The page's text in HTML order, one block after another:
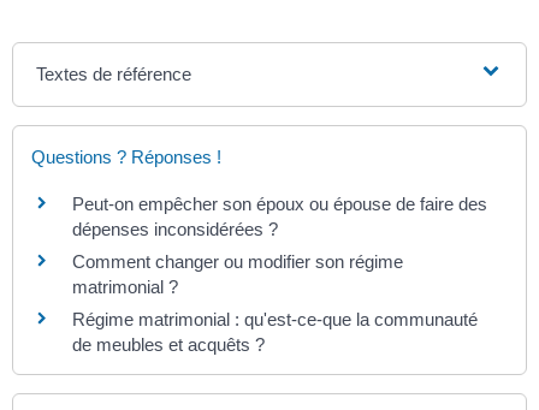
Textes de référence
Questions ? Réponses !
Peut-on empêcher son époux ou épouse de faire des
dépenses inconsidérées ?
Comment changer ou modifier son régime
matrimonial ?
Régime matrimonial : qu'est-ce-que la communauté
de meubles et acquêts ?